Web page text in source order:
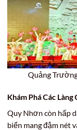
Quảng
Khám Phá Các
Quy Nhơn còn hấp
biển mang đậm nét